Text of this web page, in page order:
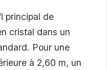
principal de
cristal dans un
Pour une
à 2,60 m, un